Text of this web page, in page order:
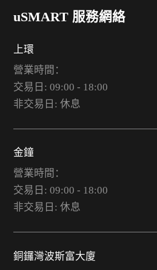
uSMART 服務網絡
上環
營業時間：
交易日: 09:00 - 18:00
非交易日: 休息
金鐘
營業時間：
交易日: 09:00 - 18:00
非交易日: 休息
銅鑼灣波斯富大廈